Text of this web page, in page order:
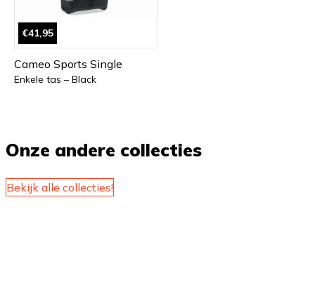
€41,95
Cameo Sports Single
Enkele tas – Black
Onze andere collecties
Bekijk alle collecties!